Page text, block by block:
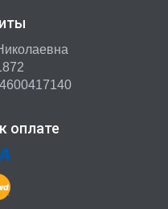
оплате